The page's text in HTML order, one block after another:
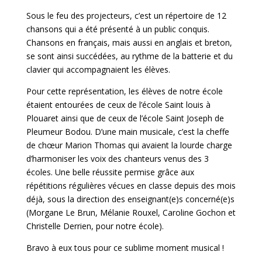
Sous le feu des projecteurs, c’est un répertoire de 12
chansons qui a été présenté à un public conquis.
Chansons en français, mais aussi en anglais et breton,
se sont ainsi succédées, au rythme de la batterie et du
clavier qui accompagnaient les élèves.
Pour cette représentation, les élèves de notre école
étaient entourées de ceux de l’école Saint louis à
Plouaret ainsi que de ceux de l’école Saint Joseph de
Pleumeur Bodou. D’une main musicale, c’est la cheffe
de chœur Marion Thomas qui avaient la lourde charge
d’harmoniser les voix des chanteurs venus des 3
écoles. Une belle réussite permise grâce aux
répétitions régulières vécues en classe depuis des mois
déjà, sous la direction des enseignant(e)s concerné(e)s
(Morgane Le Brun, Mélanie Rouxel, Caroline Gochon et
Christelle Derrien, pour notre école).
Bravo à eux tous pour ce sublime moment musical !